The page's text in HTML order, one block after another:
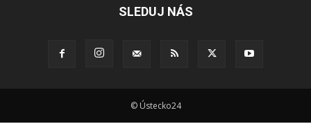
SLEDUJ NÁS
© Ústecko24